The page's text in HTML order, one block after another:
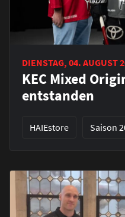
DIENSTAG, 04. AUGUST
KEC Mixed
entstanden
HAIEstore Saison